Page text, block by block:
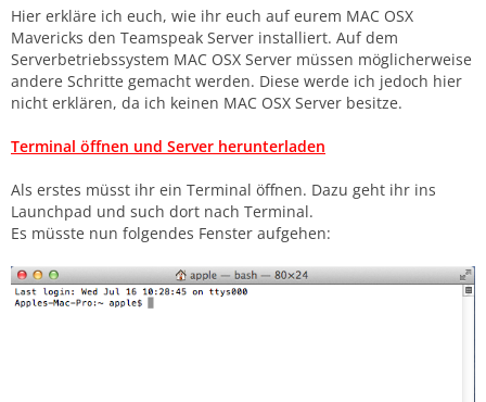
Hier erkläre ich euch, wie ihr euch auf eurem MAC OSX
Mavericks den Teamspeak Server installiert. Auf dem
Serverbetriebssystem MAC OSX Server müssen möglicherweise
andere Schritte gemacht werden. Diese werde ich jedoch hier
nicht erklären, da ich keinen MAC OSX Server besitze.
Terminal öffnen und Server herunterladen
Als erstes müsst ihr ein Terminal öffnen. Dazu geht ihr ins
Launchpad und such dort nach Terminal.
Es müsste nun folgendes Fenster aufgehen: